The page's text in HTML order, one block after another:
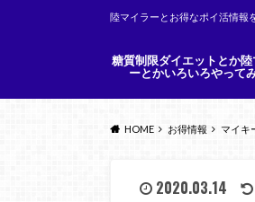
糖質制限ダイエットとか陸
ーとかいろいろやって
陸マイラーとお得なポイ活情報
HOME お得情報 マイキ
2020.03.14